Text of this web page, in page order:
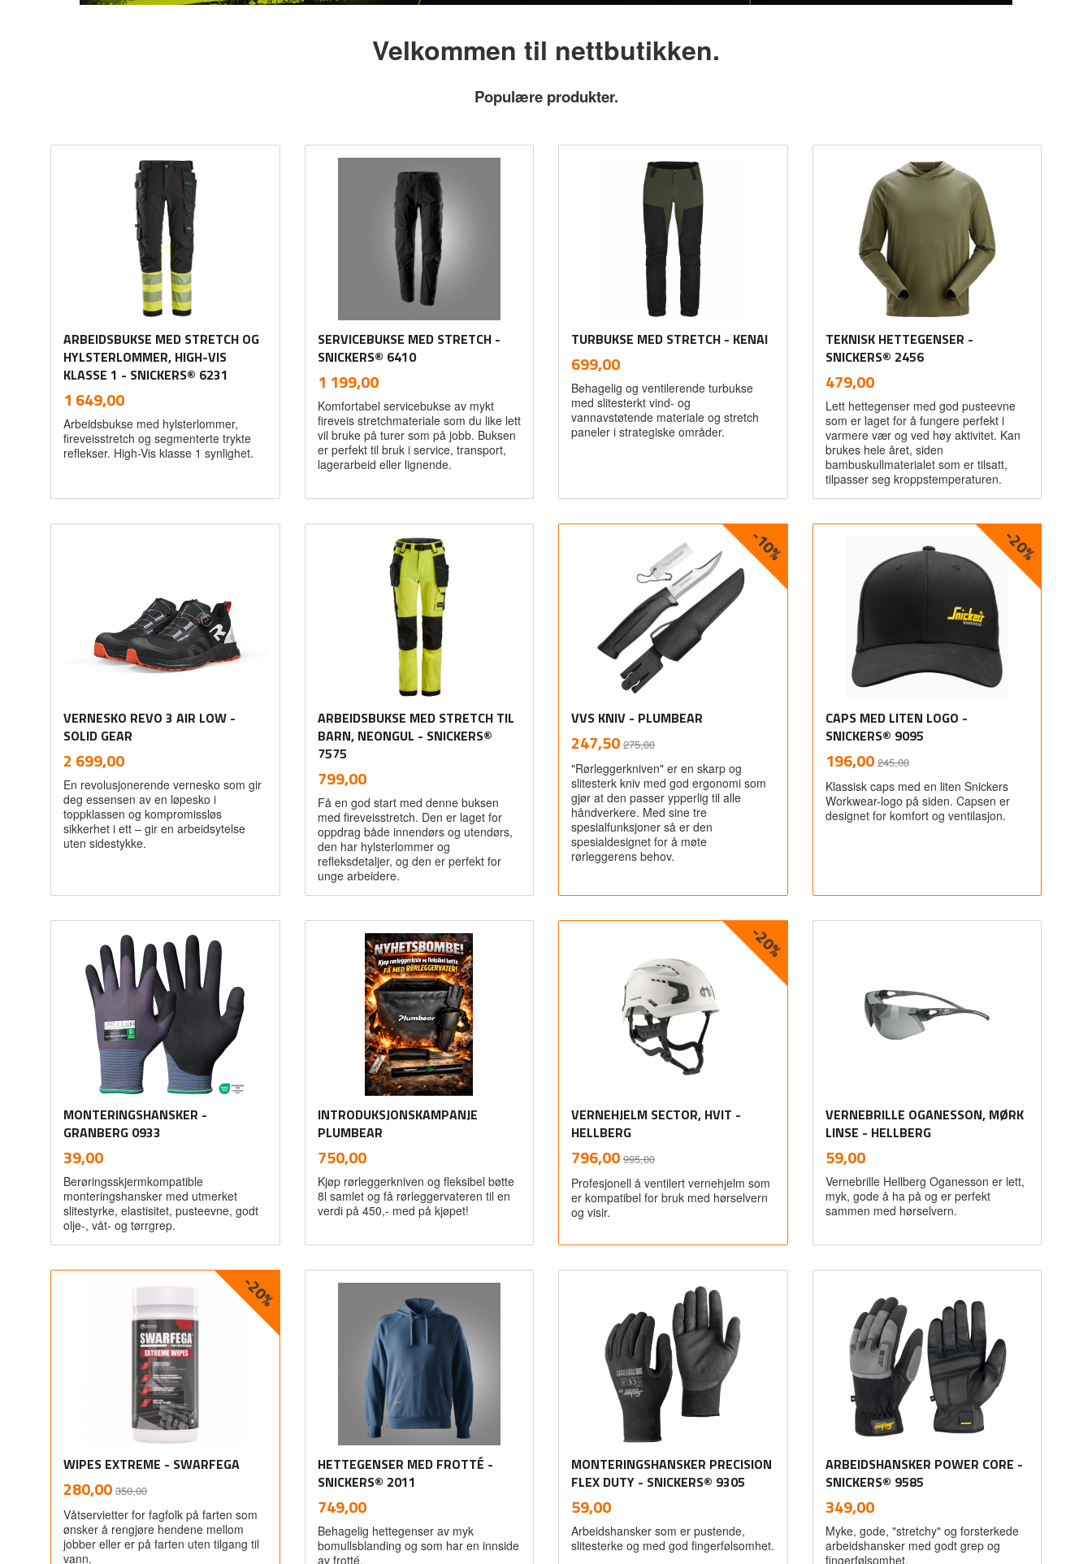
Velkommen til nettbutikken.
Populære produkter.
ARBEIDSBUKSE MED STRETCH OG
HYLSTERLOMMER, HIGH-VIS
KLASSE 1 - SNICKERS® 6231
Pris
1 649,00mva.
Arbeidsbukse med hylsterlommer,
fireveisstretch og segmenterte trykte
reflekser. High-Vis klasse 1 synlighet.
SERVICEBUKSE MED STRETCH -
SNICKERS® 6410
Pris
1 199,00mva.
Les mer
Komfortabel servicebukse av mykt
fireveis stretchmateriale som du like lett
vil bruke på turer som på jobb. Buksen
er perfekt til bruk i service, transport,
lagerarbeid eller lignende.
TURBUKSE MED STRETCH - KENAI
Pris
699,00mva.
Behagelig og ventilerende turbukse
med slitesterkt vind- og
vannavstøtende materiale og stretch
paneler i strategiske områder.
TEKNISK HETTEGENSER -
SNICKERS® 2456
Pris
479,00mva.
Lett hettegenser med god pusteevne
som er laget for å fungere perfekt i
varmere vær og ved høy aktivitet. Kan
brukes hele året, siden
bambuskullmaterialet som er tilsatt,
tilpasser seg kroppstemperaturen.
VERNESKO REVO 3 AIR LOW -
SOLID GEAR
Pris
2 699,00mva.
Les mer
En revolusjonerende vernesko som gir
deg essensen av en løpesko i
toppklassen og kompromissløs
sikkerhet i ett – gir en arbeidsytelse
uten sidestykke.
ARBEIDSBUKSE MED STRETCH TIL
BARN, NEONGUL - SNICKERS®
7575
Pris
799,00mva.
Les mer
Få en god start med denne buksen
med fireveisstretch. Den er laget for
oppdrag både innendørs og utendørs,
den har hylsterlommer og
refleksdetaljer, og den er perfekt for
unge arbeidere.
VVS KNIV - PLUMBEAR
Tilbud
247,50 275,00
-10%
mva.
"Rørleggerkniven" er en skarp og
slitesterk kniv med god ergonomi som
gjør at den passer ypperlig til alle
håndverkere. Med sine tre
spesialfunksjoner så er den
spesialdesignet for å møte
rørleggerens behov.
CAPS MED LITEN LOGO -
SNICKERS® 9095
Tilbud
196,00 245,00
-20%
mva.
Klassisk caps med en liten Snickers
Workwear-logo på siden. Capsen er
designet for komfort og ventilasjon.
MONTERINGSHANSKER -
GRANBERG 0933
Pris
39,00mva.
Les mer
Berøringsskjermkompatible
monteringshansker med utmerket
slitestyrke, elastisitet, pusteevne, godt
olje-, våt- og tørrgrep.
INTRODUKSJONSKAMPANJE
PLUMBEAR
Pris
750,00mva.
Kjøp
Kjøp rørleggerkniven og fleksibel bøtte
8l samlet og få rørleggervateren til en
verdi på 450,- med på kjøpet!
VERNEHJELM SECTOR, HVIT -
HELLBERG
Tilbud
796,00 995,00
-20%
mva.
Kjøp
Profesjonell å ventilert vernehjelm som
er kompatibel for bruk med hørselvern
og visir.
VERNEBRILLE OGANESSON, MØRK
LINSE - HELLBERG
Pris
59,00mva.
Vernebrille Hellberg Oganesson er lett,
myk, gode å ha på og er perfekt
sammen med hørselvern.
WIPES EXTREME - SWARFEGA
Tilbud
280,00 350,00
-20%
mva.
Våtservietter for fagfolk på farten som
ønsker å rengjøre hendene mellom
jobber eller er på farten uten tilgang til
vann.
HETTEGENSER MED FROTTÉ -
SNICKERS® 2011
Pris
749,00mva.
Behagelig hettegenser av myk
bomullsblanding og som har en innside
av frotté.
MONTERINGSHANSKER PRECISION
FLEX DUTY - SNICKERS® 9305
Pris
59,00mva.
Arbeidshansker som er pustende,
slitesterke og med god fingerfølsomhet.
ARBEIDSHANSKER POWER CORE -
SNICKERS® 9585
Pris
349,00mva.
Myke, gode, "stretchy" og forsterkede
arbeidshansker med godt grep og
fingerfølsomhet.